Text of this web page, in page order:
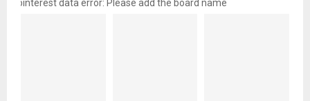
pinterest data error: Please add the board name